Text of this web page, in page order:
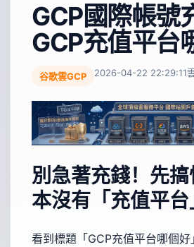
GCP國際帳號
GCP充值平台
谷歌雲GCP 2026-04-22 22:29:11
別急著充錢！先
本沒有「充值平
看到標題「GCP充值平台哪個